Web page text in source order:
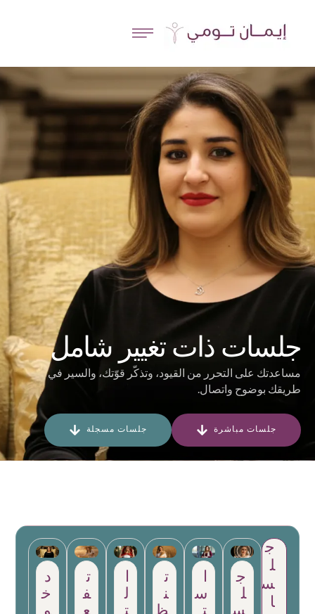
جلسات ذات تغيير شامل
مساعدتك على التحرر من القيود، وتذكّر قوّتك، والسير في
طريقك بوضوح واتصال.
جلسات مباشرة جلسات مسجلة
ج
ل
س
ا
ج
ل
ا
س
ت
ن
ا
ل
ت
ف
د
خ